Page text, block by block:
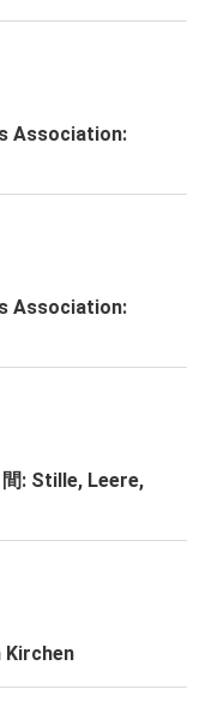
Association:
Association:
: Stille, Leere,
Kirchen